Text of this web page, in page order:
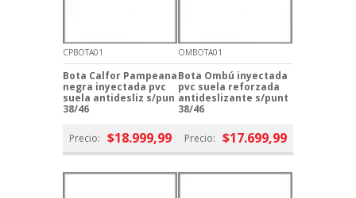
CPBOTA01
Bota Calfor Pampeana
negra inyectada pvc
suela antidesliz s/pun
38/46
Precio: $18.999,99
OMBOTA01
Bota Ombú inyectada
pvc suela reforzada
antideslizante s/punt
38/46
Precio: $17.699,99